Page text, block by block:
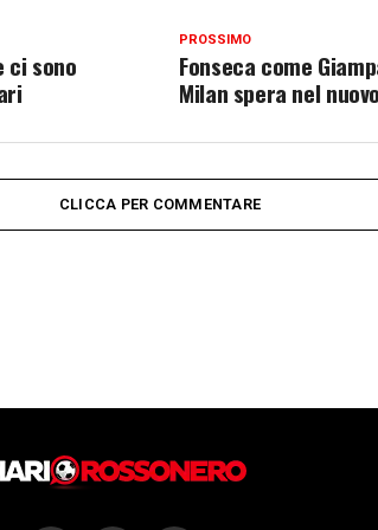
PROSSIMO
Fonseca come
Milan spera nel
ci sono
CLICCA PER COMMENTARE